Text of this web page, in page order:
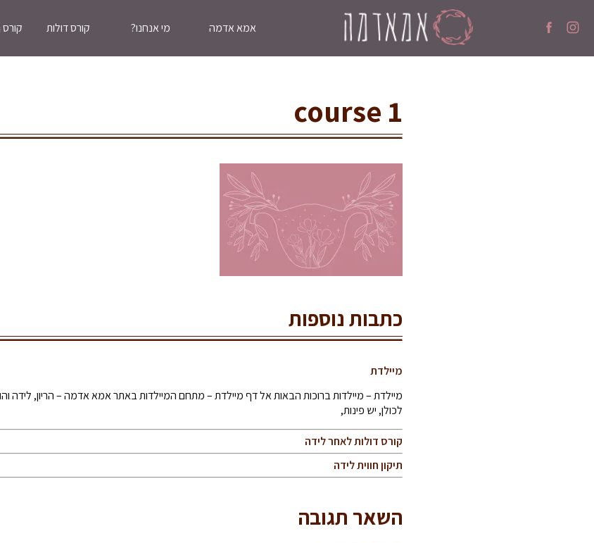
אמא אדמה מי אנחנו? קורס דולות
course 1
כתבות נוספות
מיילדת
מיילדת – מיילדות ברוכות הבאות אל דף מיילדת – מתחם המיילדות באתר אמא אדמה – הריון, לידה
לכולן, יש פינות,
קורס דולות לאחר לידה
תיקון חווית לידה
השאר תגובה